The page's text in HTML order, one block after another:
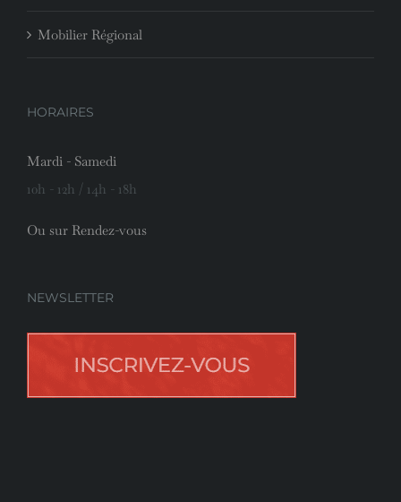
Mobilier Régional
HORAIRES
Mardi - Samedi
10h - 12h / 14h - 18h
Ou sur Rendez-vous
NEWSLETTER